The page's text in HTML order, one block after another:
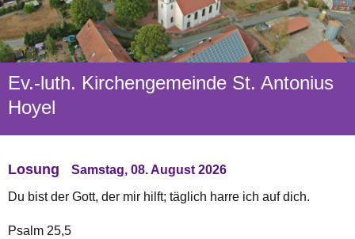
Ev.-luth. Kirchengemeinde St. Antonius
Hoyel
Losung
Samstag, 08. August 2026
Du bist der Gott, der mir hilft; täglich harre ich auf dich.
Psalm 25,5